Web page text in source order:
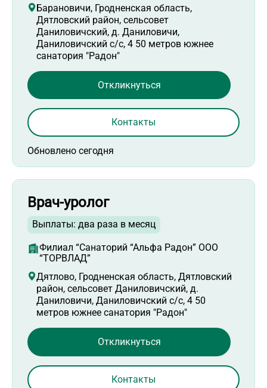
Барановичи, Гродненская область,
Дятловский район, сельсовет
Даниловичский, д. Даниловичи,
Даниловичский с/с, 4 50 метров южнее
санатория "Радон"
Обновлено сегодня
Откликнуться
Контакты
Врач-уролог
Выплаты: два раза в месяц
Филиал “Санаторий “Альфа Радон” ООО
“ТОРВЛАД”
Дятлово, Гродненская область, Дятловский
район, сельсовет Даниловичский, д.
Даниловичи, Даниловичский с/с, 4 50
метров южнее санатория "Радон"
Откликнуться
Контакты